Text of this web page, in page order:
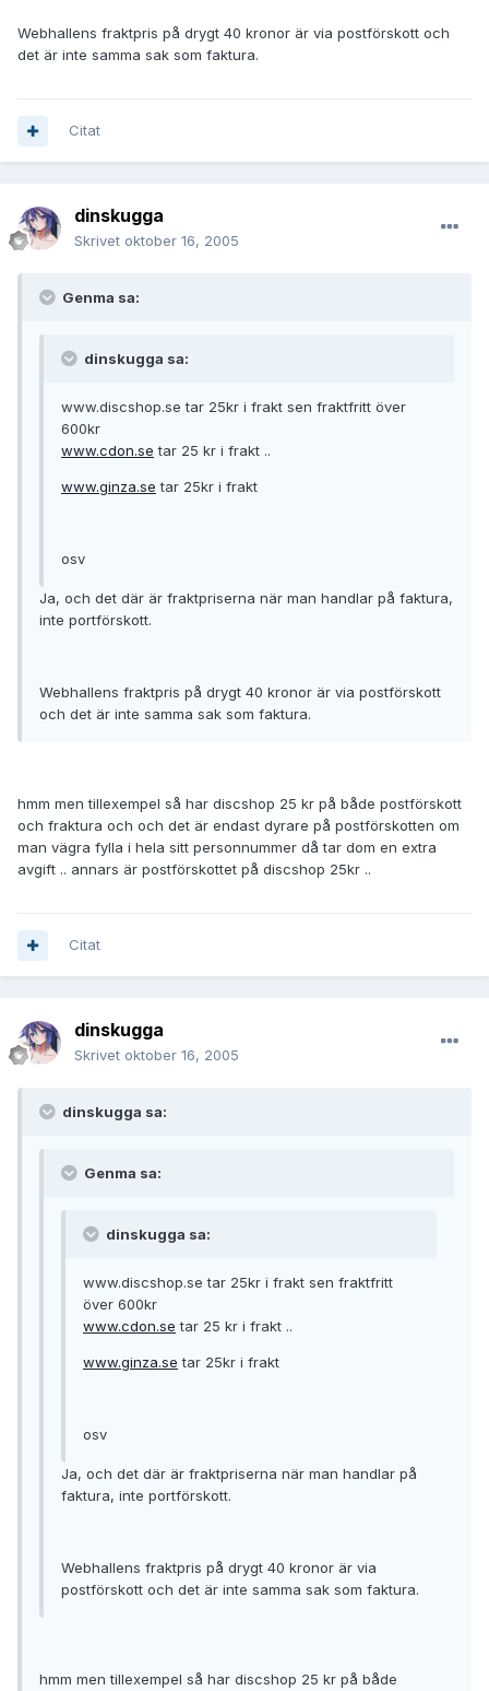
Webhallens fraktpris på drygt 40 kronor är via postförskott och
det är inte samma sak som faktura.
Citat
dinskugga
Skrivet oktober 16, 2005
Genma sa:
dinskugga sa:
www.discshop.se tar 25kr i frakt sen fraktfritt över
600kr
www.cdon.se tar 25 kr i frakt ..
www.ginza.se tar 25kr i frakt
osv
Ja, och det där är fraktpriserna när man handlar på faktura,
inte portförskott.
Webhallens fraktpris på drygt 40 kronor är via postförskott
och det är inte samma sak som faktura.
hmm men tillexempel så har discshop 25 kr på både postförskott
och fraktura och och det är endast dyrare på postförskotten om
man vägra fylla i hela sitt personnummer då tar dom en extra
avgift .. annars är postförskottet på discshop 25kr ..
Citat
dinskugga
Skrivet oktober 16, 2005
dinskugga sa:
Genma sa:
dinskugga sa:
www.discshop.se tar 25kr i frakt sen fraktfritt
över 600kr
www.cdon.se tar 25 kr i frakt ..
www.ginza.se tar 25kr i frakt
osv
Ja, och det där är fraktpriserna när man handlar på
faktura, inte portförskott.
Webhallens fraktpris på drygt 40 kronor är via
postförskott och det är inte samma sak som faktura.
hmm men tillexempel så har discshop 25 kr på både